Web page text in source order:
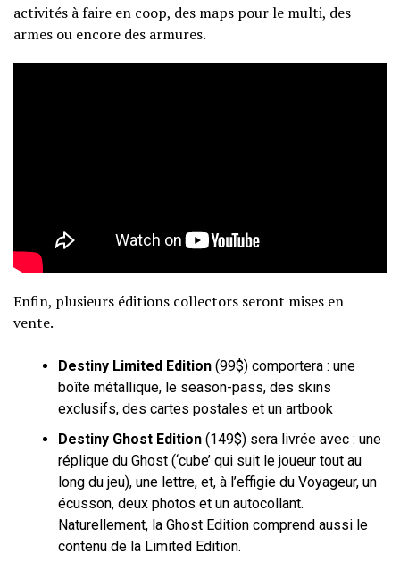
activités à faire en coop, des maps pour le multi, des
armes ou encore des armures.
Enfin, plusieurs éditions collectors seront mises en
vente.
Destiny Limited Edition (99$) comportera : une
boîte métallique, le season-pass, des skins
exclusifs, des cartes postales et un artbook
Destiny Ghost Edition (149$) sera livrée avec : une
réplique du Ghost (‘cube’ qui suit le joueur tout au
long du jeu), une lettre, et, à l’effigie du Voyageur, un
écusson, deux photos et un autocollant.
Naturellement, la Ghost Edition comprend aussi le
contenu de la Limited Edition.